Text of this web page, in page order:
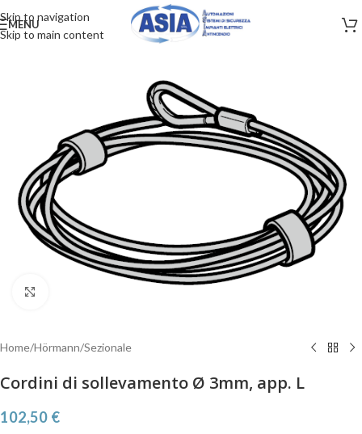
Skip to navigation
Skip to main content
MENU
Home/Hörmann/Sezionale
Cordini di sollevamento Ø 3mm, app. L
102,50 €